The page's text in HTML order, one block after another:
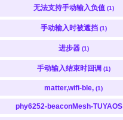
无法支持手动输入负值 (1)
手动输入时被遮挡 (1)
进步器 (1)
手动输入结束时回调 (1)
matter,wifi-ble, (1)
phy6252-beaconMesh-TUYAOS